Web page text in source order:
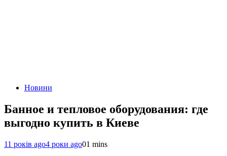
Новини
Банное и тепловое оборудования: где
выгодно купить в Киеве
11 років ago4 роки ago01 mins